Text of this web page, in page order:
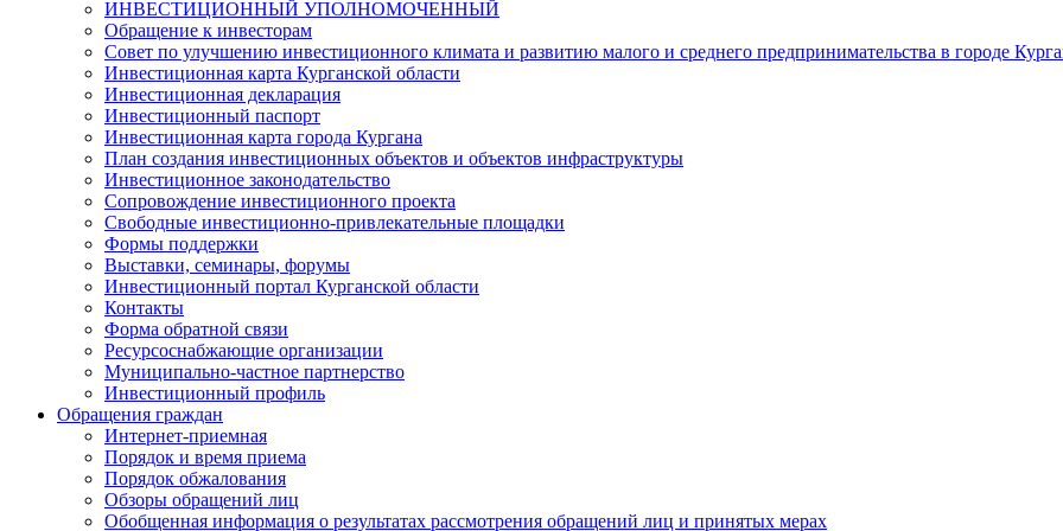
ИНВЕСТИЦИОННЫЙ УПОЛНОМОЧЕННЫЙ
Обращение к инвесторам
Совет по улучшению инвестиционного климата и развитию малого и среднего предпринимательства в городе
Инвестиционная карта Курганской области
Инвестиционная декларация
Инвестиционный паспорт
Инвестиционная карта города Кургана
План создания инвестиционных объектов и объектов инфраструктуры
Инвестиционное законодательство
Сопровождение инвестиционного проекта
Свободные инвестиционно-привлекательные площадки
Формы поддержки
Выставки, семинары, форумы
Инвестиционный портал Курганской области
Контакты
Форма обратной связи
Ресурсоснабжающие организации
Муниципально-частное партнерство
Инвестиционный профиль
Обращения граждан
Интернет-приемная
Порядок и время приема
Порядок обжалования
Обзоры обращений лиц
Обобщенная информация о результатах рассмотрения обращений лиц и принятых мерах